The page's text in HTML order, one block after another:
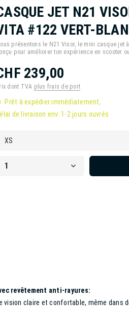
JET N21
#122 VERT-
présentons le N21 Visor, le mini casque jet
pour améliorer ton expérience en scooter
239,00
dont TVA plus frais de port
Prêt à expédier immédiatement,
de livraison env. 1-2 jours ouvrés
revêtement anti-rayures:
claire et confortable, même dans